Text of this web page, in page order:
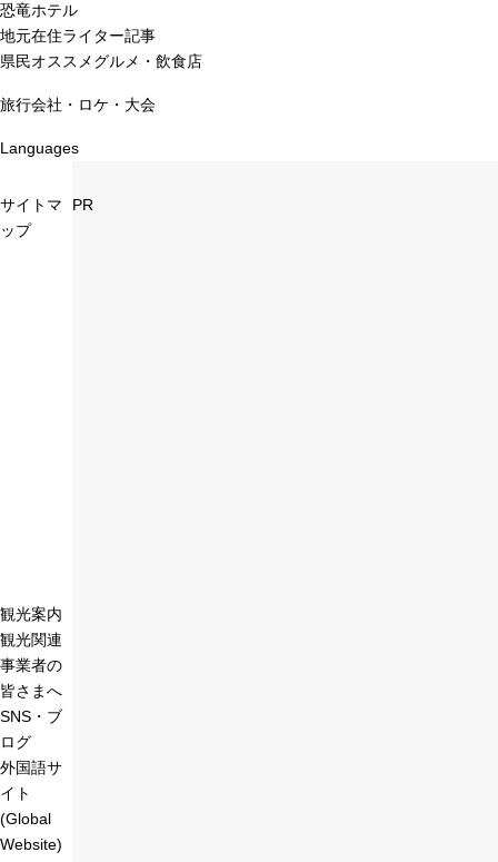
恐竜ホテル
地元在住ライター記事
県民オススメグルメ・飲食店
旅行会社・ロケ・大会
Languages
サイトマ
ップ
観光案内
観光関連
事業者の
皆さまへ
SNS・ブ
ログ
外国語サ
イト
(Global
Website)
PR